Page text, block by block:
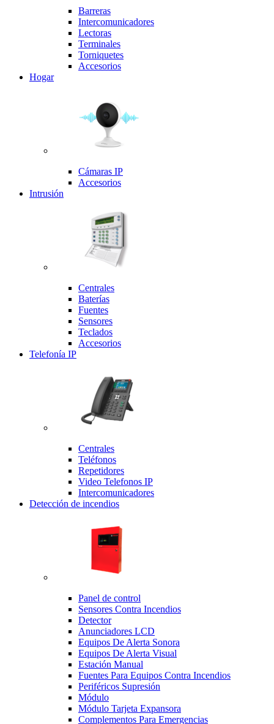
Barreras
Intercomunicadores
Lectoras
Terminales
Torniquetes
Accesorios
Hogar
Cámaras IP
Accesorios
Intrusión
Centrales
Baterías
Fuentes
Sensores
Teclados
Accesorios
Telefonía IP
Centrales
Teléfonos
Repetidores
Video Telefonos IP
Intercomunicadores
Detección de incendios
Panel de control
Sensores Contra Incendios
Detector
Anunciadores LCD
Equipos De Alerta Sonora
Equipos De Alerta Visual
Estación Manual
Fuentes Para Equipos Contra Incendios
Periféricos Supresión
Módulo
Módulo Tarjeta Expansora
Complementos Para Emergencias